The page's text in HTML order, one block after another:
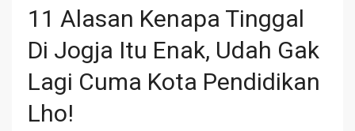
11 Alasan Kenapa Tinggal
Di Jogja Itu Enak, Udah Gak
Lagi Cuma Kota Pendidikan
Lho!